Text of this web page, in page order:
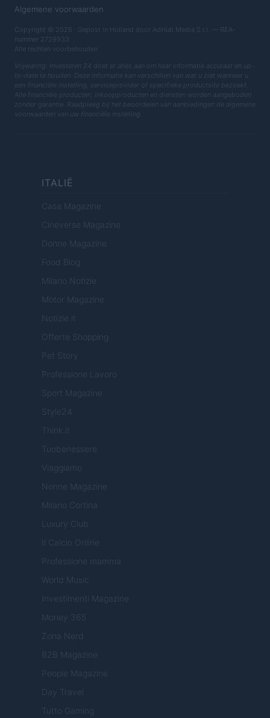
Algemene voorwaarden
Copyright © 2026 · Gepost in Holland door AdHub Media S.r.l. — REA-
nummer 2729933
Alle rechten voorbehouden
Vrijwaring: Investeren 24 doet er alles aan om haar informatie accuraat en up-
to-date te houden. Deze informatie kan verschillen van wat u ziet wanneer u
een financiële instelling, serviceprovider of specifieke productsite bezoekt.
Alle financiële producten, inkoopproducten en diensten worden aangeboden
zonder garantie. Raadpleeg bij het beoordelen van aanbiedingen de algemene
voorwaarden van uw financiële instelling.
ITALIË
Casa Magazine
Cineverse Magazine
Donne Magazine
Food Blog
Milano Notizie
Motor Magazine
Notizie.it
Offerte Shopping
Pet Story
Professione Lavoro
Sport Magazine
Style24
Think.it
Tuobenessere
Viaggiamo
Nonne Magazine
Milano Cortina
Luxury Club
Il Calcio Online
Professione mamma
World Music
Investimenti Magazine
Money 365
Zona Nerd
B2B Magazine
People Magazine
Day Travel
Tutto Gaming